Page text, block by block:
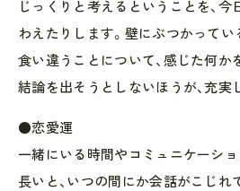
じっくりと考えるということを、
わえたりします。壁にぶつかってい
食い違うことについて、感じた何か
結論を出そうとしないほうが、充実
●恋愛運
一緒にいる時間やコミュニケーシ
長いと、いつの間にか会話がこじれ